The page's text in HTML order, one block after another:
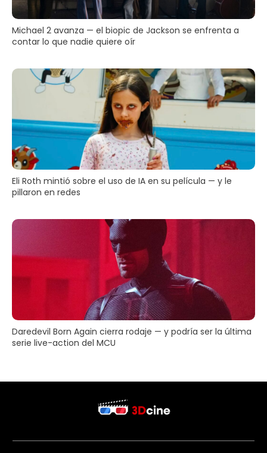
Michael 2 avanza — el biopic de Jackson se enfrenta a
contar lo que nadie quiere oír
Eli Roth mintió sobre el uso de IA en su película — y le
pillaron en redes
Daredevil Born Again cierra rodaje — y podría ser la última
serie live-action del MCU